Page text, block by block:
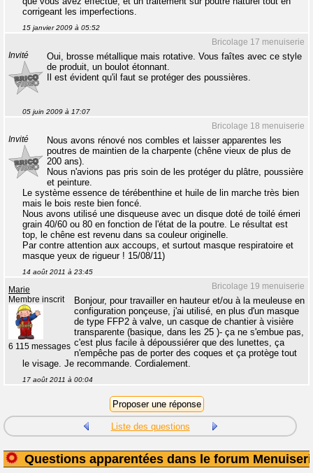
corrigeant les imperfections.
15 janvier 2009 à 05:52
Bricolage 17 menuiserie
Invité
Oui, brosse métallique mais rotative. Vous faîtes avec ce style
de produit, un boulot étonnant.
Il est évident qu'il faut se protéger des poussières.
05 juin 2009 à 17:07
Bricolage 18 menuiserie
Invité
Nous avons rénové nos combles et laisser apparentes les
poutres de maintien de la charpente (chêne vieux de plus de
200 ans).
Nous n'avions pas pris soin de les protéger du plâtre, poussière
et peinture.
Le système essence de térébenthine et huile de lin marche très bien
mais le bois reste bien foncé.
Nous avons utilisé une disqueuse avec un disque doté de toilé émeri
grain 40/60 ou 80 en fonction de l'état de la poutre. Le résultat est
top, le chêne est revenu dans sa couleur originelle.
Par contre attention aux accoups, et surtout masque respiratoire et
masque yeux de rigueur ! 15/08/11)
14 août 2011 à 23:45
Bricolage 19 menuiserie
Marie
Membre inscrit
6 115 messages
Bonjour, pour travailler en hauteur et/ou à la meuleuse en
configuration ponçeuse, j'ai utilisé, en plus d'un masque
de type FFP2 à valve, un casque de chantier à visière
transparente (basique, dans les 25 )- ça ne s'embue pas,
c'est plus facile à dépoussiérer que des lunettes, ça
n'empêche pas de porter des coques et ça protège tout
le visage. Je recommande. Cordialement.
17 août 2011 à 00:04
Liste des questions
Questions apparentées dans le forum